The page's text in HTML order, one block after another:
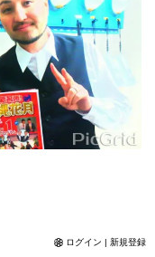
ログイン | 新規登録